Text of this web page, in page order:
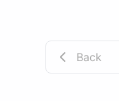
Back